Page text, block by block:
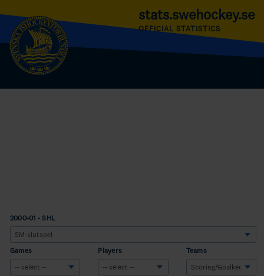
stats.swehockey.se
OFFICIAL STATISTICS
2000-01 - SHL
Games Players Teams